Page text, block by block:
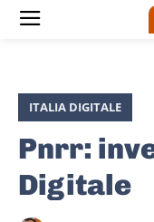
ITALIA DIGITALE
Pnrr:
Digitale